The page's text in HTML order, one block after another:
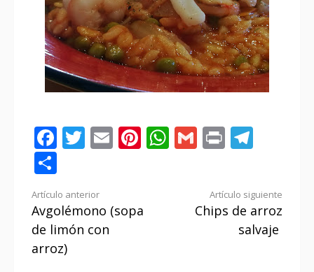
Facebook
Twitter
EmailPinterest
WhatsApp
Gmail
Print
Seguir
leyendo
Artículo anterior
Avgolémono (sopa
de limón con
arroz)
Artículo siguiente
Chips de arroz
salvaje